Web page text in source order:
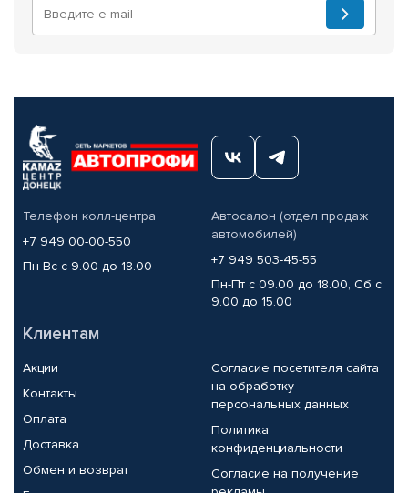
Телефон колл-центра
+7 949 00-00-550
Пн-Вс с 9.00 до 18.00
Автосалон (отдел продаж
автомобилей)
+7 949 503-45-55
Пн-Пт с 09.00 до 18.00, Сб с
9.00 до 15.00
Клиентам
Акции
Контакты
Оплата
Доставка
Обмен и возврат
Согласие посетителя сайта
на обработку
персональных данных
Политика
конфиденциальности
Согласие на получение